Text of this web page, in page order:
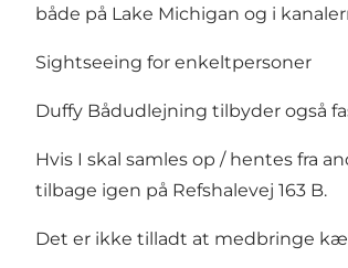
både på Lake Michigan og i
Sightseeing for enkeltpersoner
Duffy Bådudlejning tilbyder også
Hvis I skal samles op / hentes fra
tilbage igen på Refshalevej 163 B.
Det er ikke tilladt at medbringe